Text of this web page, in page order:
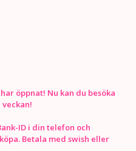
öppnat! Nu kan du besöka
ID i din telefon och
Betala med swish eller